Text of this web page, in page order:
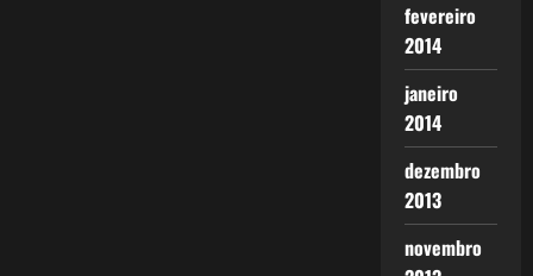
fevereiro
2014
janeiro
2014
dezembro
2013
novembro